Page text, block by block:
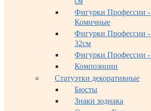
Фигурки Профессии -
Комичные
Фигурки Профессии -
32см
Фигурки Профессии
Композиции
Статуэтки декоративные
Бюсты
Знаки зодиака